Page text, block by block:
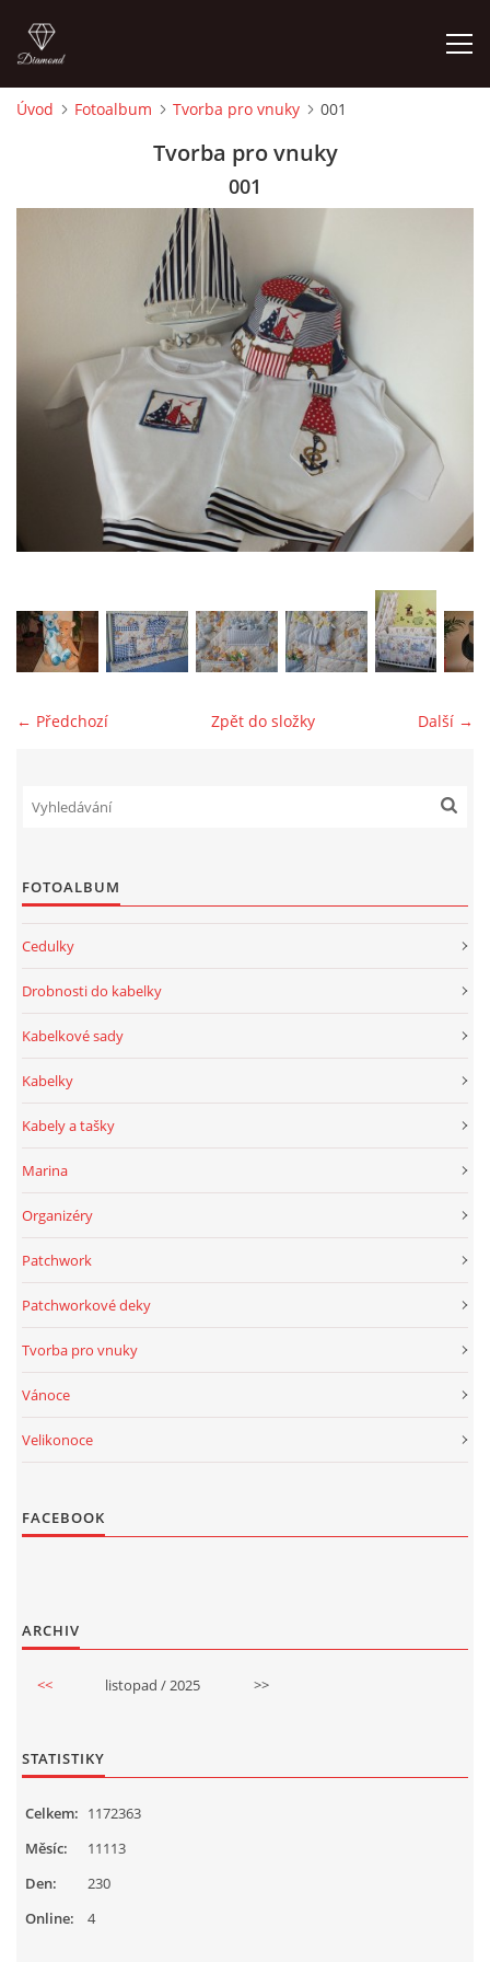
MOJE POSLEDNÍ PRÁCE
jk-laguna@seznam.cz
Úvod Fotoalbum Tvorba pro vnuky 001
Tvorba pro vnuky
001
← Předchozí Další →
Zpět do složky
FOTOALBUM
Cedulky
Drobnosti do kabelky
Kabelkové sady
Kabelky
Kabely a tašky
Marina
Organizéry
Patchwork
Patchworkové deky
Tvorba pro vnuky
Vánoce
Velikonoce
FACEBOOK
ARCHIV
<< listopad / 2025 >>
STATISTIKY
Online: 4
Celkem: 1172363
Měsíc:
11113
Den:
230